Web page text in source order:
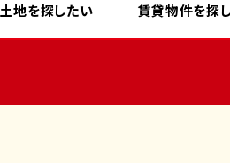
土地を探したい 賃貸物件を探